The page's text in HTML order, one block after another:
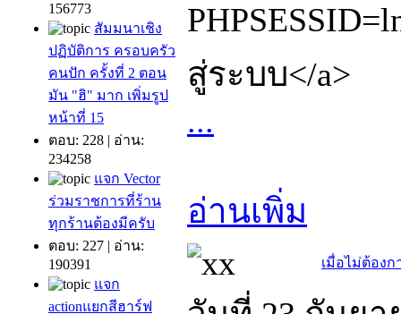
156773
สัมมนาเชิง
ปฏิบัติการ ครอบครัว
คนปัก ครั้งที่ 2 ตอน
มัน "ฮิ" มาก เพิ่มรูป
หน้าที่ 15
ตอบ: 228 | อ่าน:
234258
แจก Vector
ร่วมราชการที่ร้าน
ทุกร้านต้องมีครับ
ตอบ: 227 | อ่าน:
190391
แจก
actionแยกสีฮาร์ฟ
สู่ระบบ</a>
...
อ่านเพิ่ม
เมื่อไม่ต้องก